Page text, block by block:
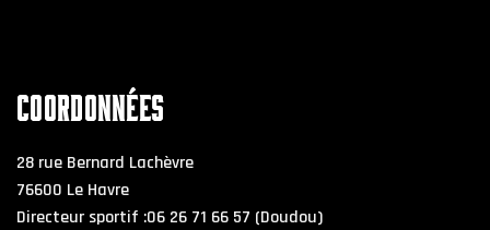
COORDONNÉES
28 rue Bernard Lachèvre
76600 Le Havre
Directeur sportif :06 26 71 66 57 (Doudou)